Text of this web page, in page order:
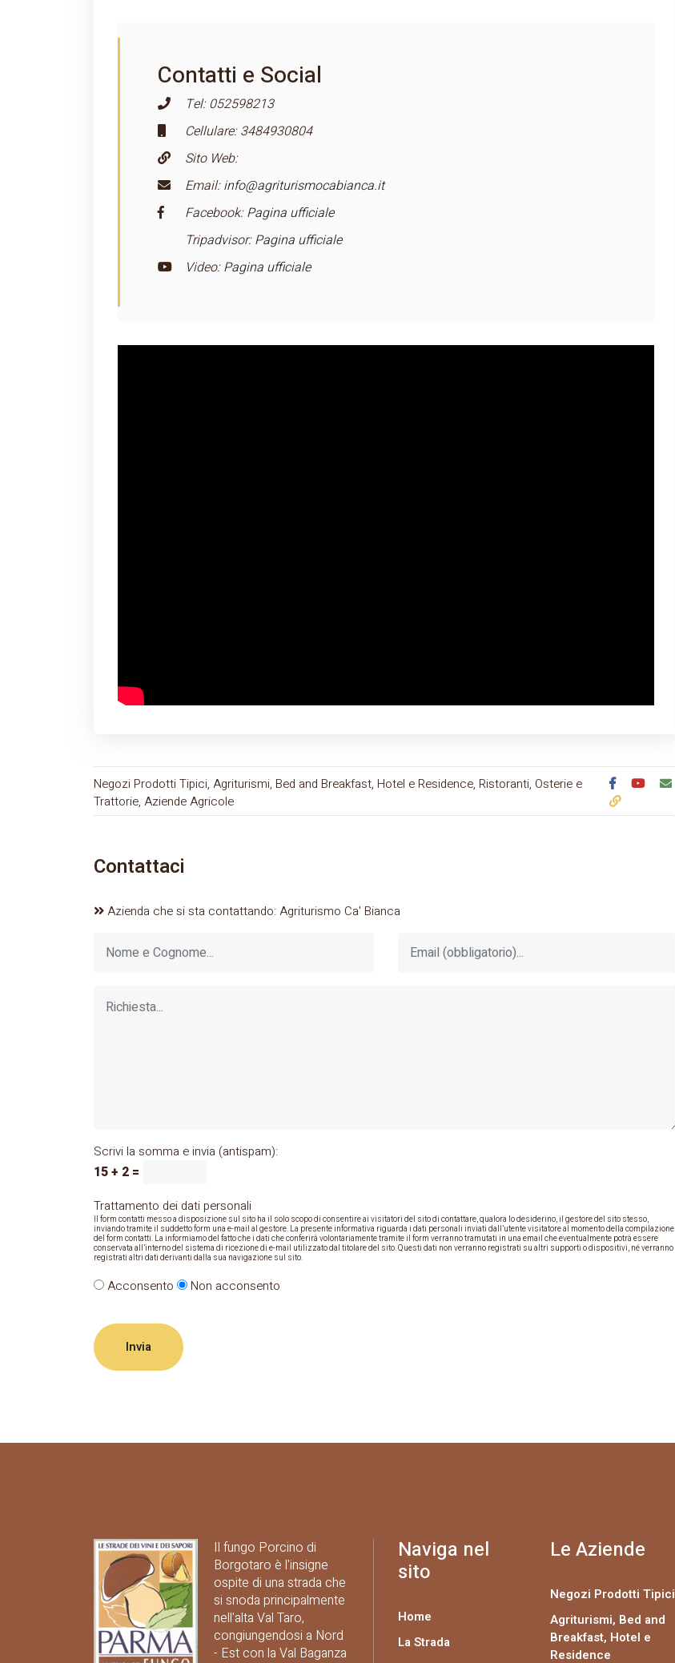
Contatti e Social
Tel: 052598213
Cellulare: 3484930804
Sito Web:
Email:info@agriturismocabianca.it
Facebook:Pagina ufficiale
Tripadvisor:Pagina ufficiale
Video:Pagina ufficiale
Negozi Prodotti Tipici, Agriturismi, Bed and Breakfast, Hotel e Residence, Ristoranti, Osterie e
Trattorie, Aziende Agricole
Contattaci
Azienda che si sta contattando: Agriturismo Ca' Bianca
Scrivi la somma e invia (antispam):
15 + 2 =
Trattamento dei dati personali
Il form contatti messo a disposizione sul sito ha il solo scopo di consentire ai visitatori del sito di contattare, qualora lo desiderino, il gestore del sito stesso,
inviando tramite il suddetto form una e-mail al gestore. La presente informativa riguarda i dati personali inviati dall’utente visitatore al momento della compilazione
del form contatti. La informiamo del fatto che i dati che conferirà volontariamente tramite il form verranno tramutati in una email che eventualmente potrà essere
conservata all’interno del sistema di ricezione di e-mail utilizzato dal titolare del sito. Questi dati non verranno registrati su altri supporti o dispositivi, né verranno
registrati altri dati derivanti dalla sua navigazione sul sito.
Acconsento Non acconsento
Invia
Il fungo Porcino di
Borgotaro è l'insigne
ospite di una strada che
si snoda principalmente
nell'alta Val Taro,
congiungendosi a Nord
- Est con la Val Baganza
Naviga nel
sito
Home
La Strada
Le Aziende
Negozi Prodotti Tipici
Agriturismi, Bed and
Breakfast, Hotel e
Residence